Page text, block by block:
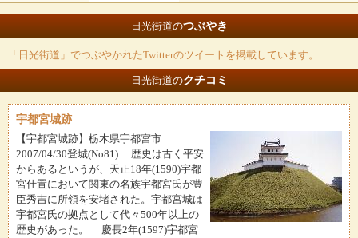
日光街道のつぶやき
「日光街道」でつぶやかれたTwitterのツイートを掲載しています。
日光街道のクチコミ
宇都宮城跡
【宇都宮城跡】栃木県宇都宮市
2007/04/30登城(No81) 歴史は古く平安
からあるというが、天正18年(1590)宇都
宮仕置において関東の名族宇都宮氏が豊
臣秀吉に所領を安堵された。宇都宮城は
宇都宮氏の拠点として代々500年以上の
歴史があった。 慶長2年(1597)宇都宮